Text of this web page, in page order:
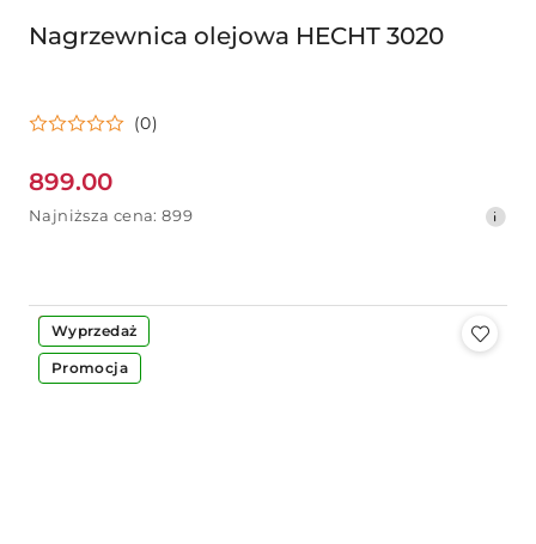
Nagrzewnica olejowa HECHT 3020
(0)
Cena
promocyjna:
899.00
Najniższa
przed
obniżką
Najniższa cena: 899
-22%
Wyprzedaż
Promocja